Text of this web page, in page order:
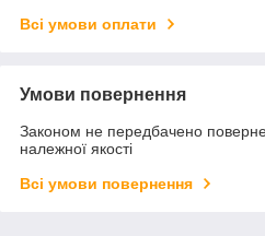
Всі умови оплати
Умови повернення
Законом не передбачено
належної якості
Всі умови повернення